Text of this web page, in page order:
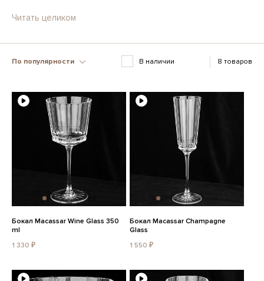
Читать целиком
По популярности В наличии 8 товаров
Бокал Macassar Wine Glass 350
ml
1 330 ₽
Бокал Macassar Champagne
Glass
1 550 ₽